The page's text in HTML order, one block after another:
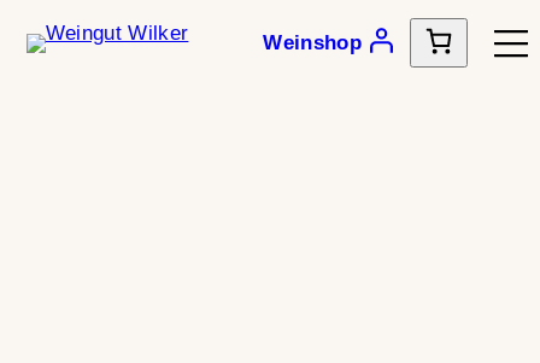
Weinshop